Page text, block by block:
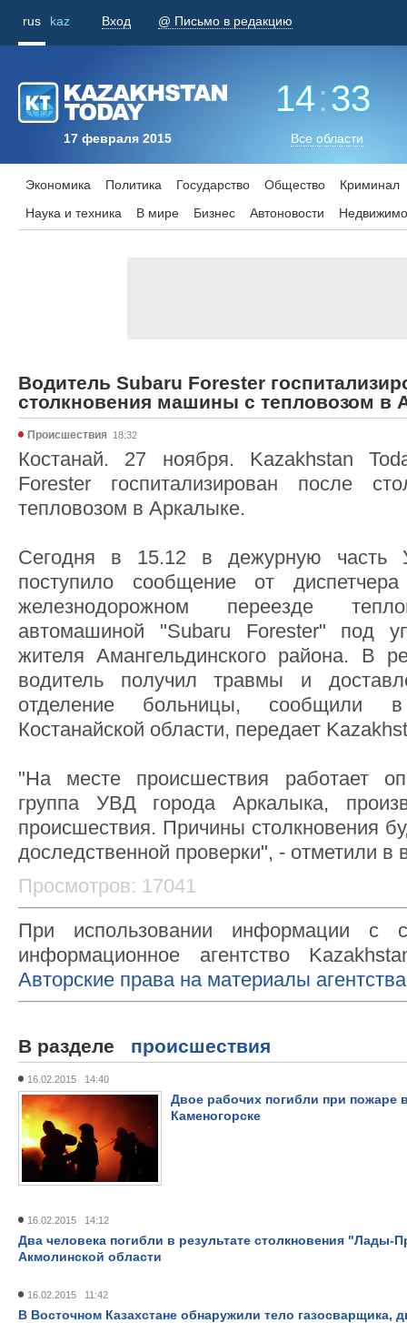
rus kaz Вход @ Письмо в редакцию
17 февраля 2015
14:33
Все области
Экономика Политика Государство Общество
Криминал
Наука и техника
В мире Бизнес Aвтоновости
Водитель Subaru Forester
столкновения машины с тепловозом в
Происшествия 18:32
Костанай. 27 ноября. Kazakhstan
Forester госпитализирован после
тепловозом в Аркалыке.
Сегодня в 15.12 в дежурную часть
поступило сообщение от
железнодорожном переезде
автомашиной "Subaru Forester" под
жителя Амангельдинского района. В
водитель получил травмы и
отделение больницы, сообщили
Костанайской области, передает
"На месте происшествия работает
группа УВД города Аркалыка,
происшествия. Причины столкновения
доследственной проверки", - отметили в
Просмотров: 17041
При использовании информации с
информационное агентство
Авторские права на материалы
В разделе происшествия
16.02.2015 14:40
Двое рабочих погибли при пожаре
Каменогорске
16.02.2015 14:12
Два человека погибли в результате столкновения
Акмолинской области
16.02.2015 11:42
В Восточном Казахстане обнаружили тело газосварщика,